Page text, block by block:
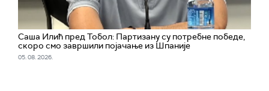
Саша Илић пред Тобол: Партизану су потребне победе,
скоро смо завршили појачање из Шпаније
05. 08. 2026.